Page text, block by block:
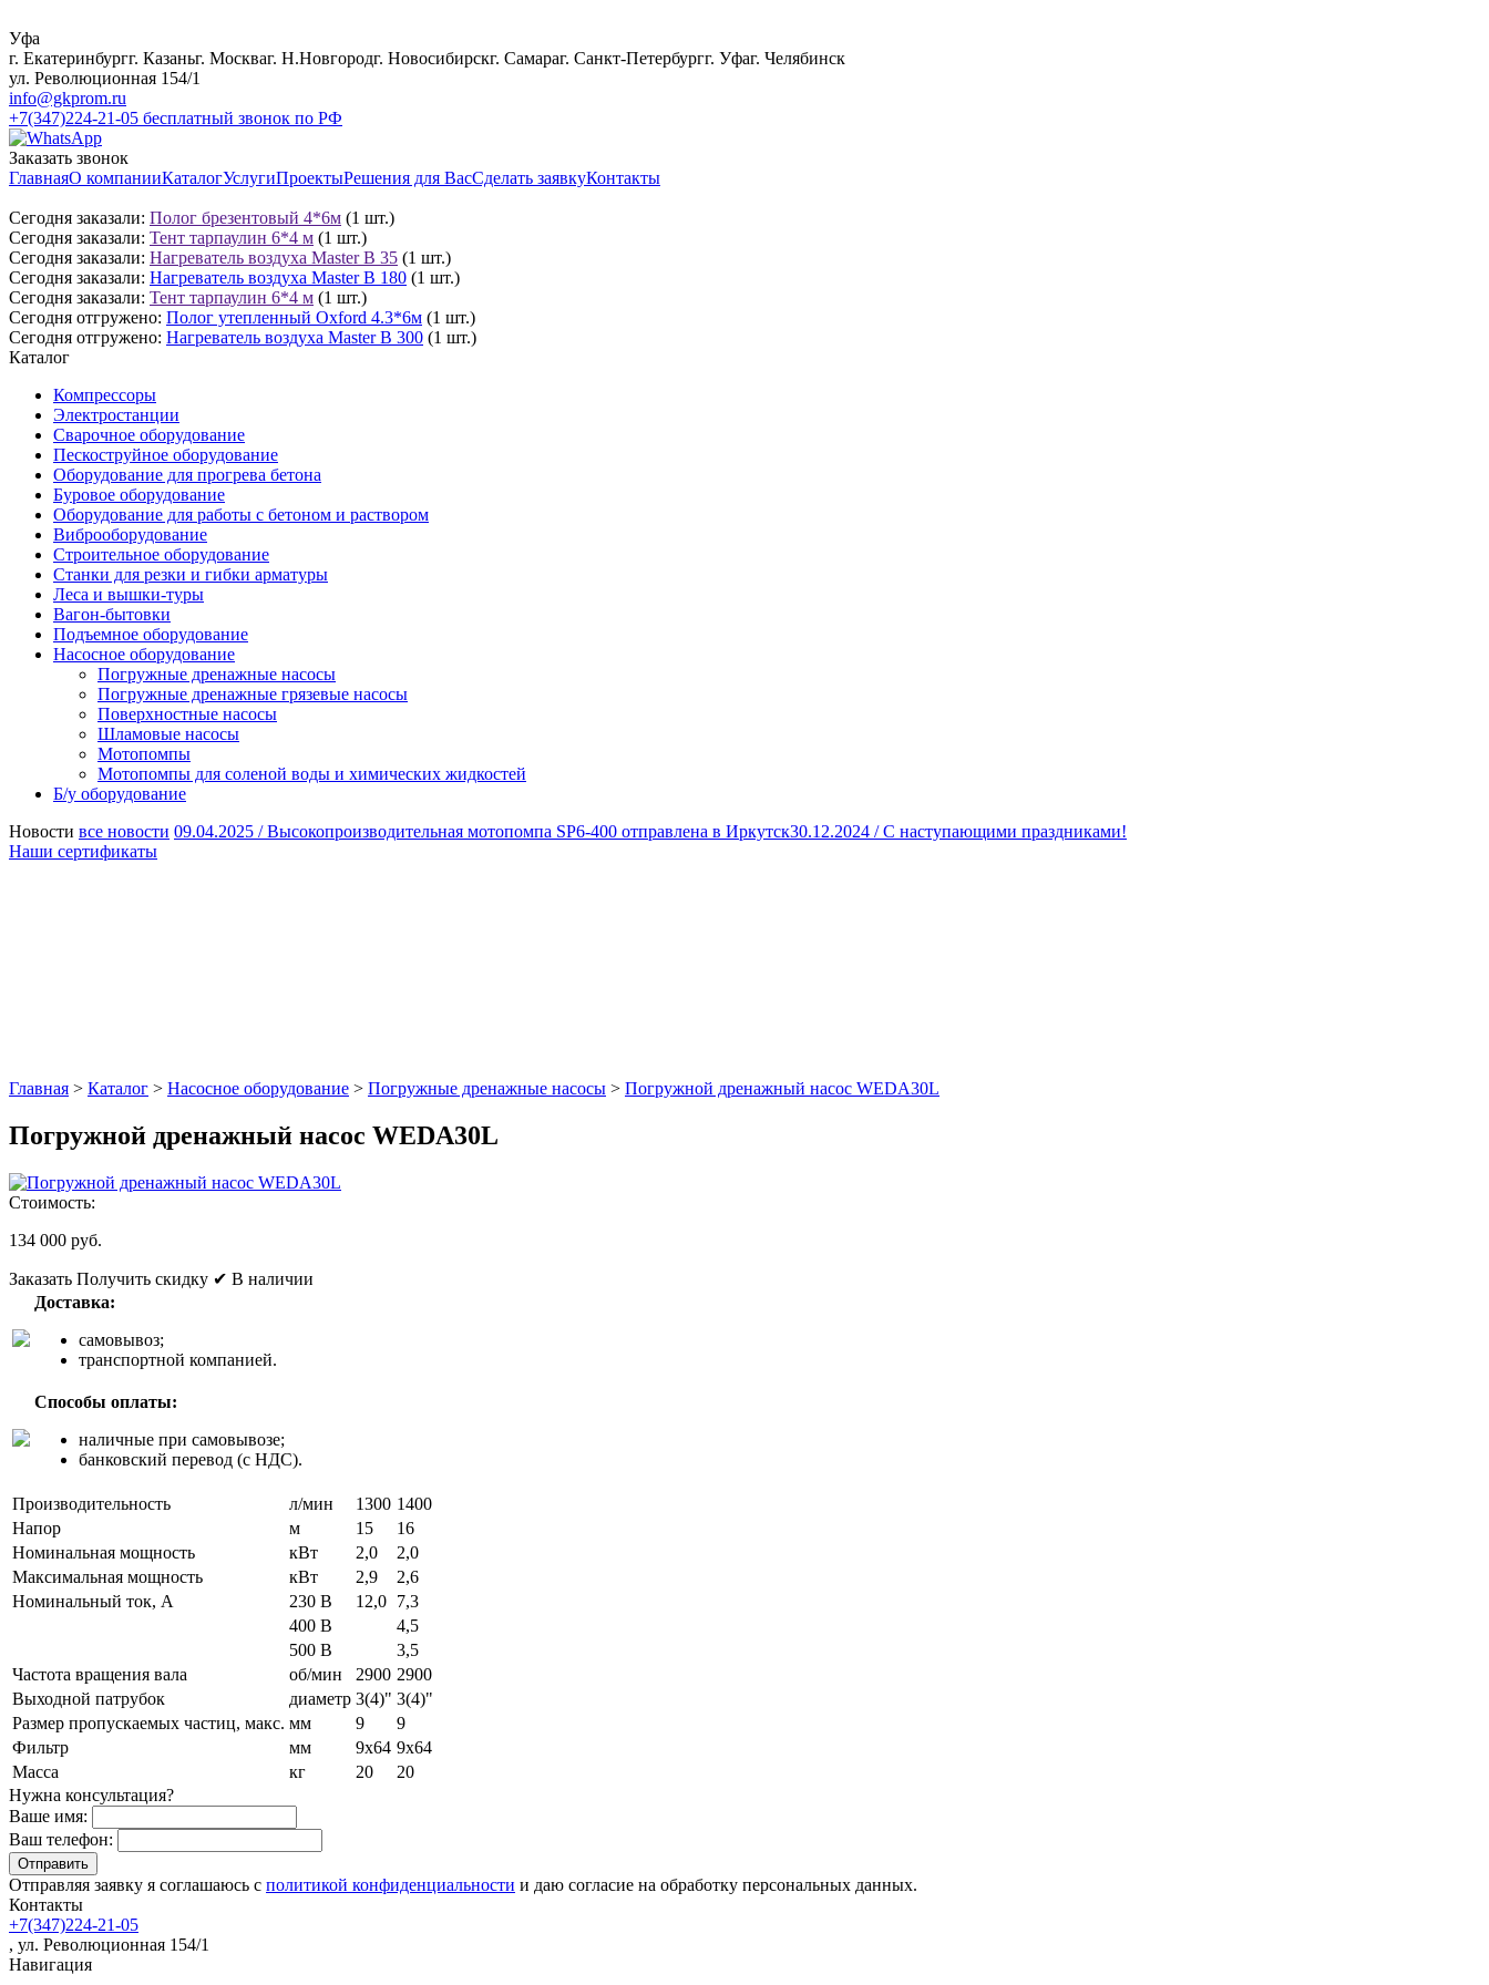
Уфа
г. Екатеринбургг. Казаньг. Москваг. Н.Новгородг. Новосибирскг. Самараг. Санкт-Петербургг. Уфаг. Челябинск
ул. Революционная 154/1
info@gkprom.ru
+7(347)224-21-05 бесплатный звонок по РФ
Заказать звонок
ГлавнаяО компанииКаталогУслугиПроектыРешения для ВасСделать заявкуКонтакты
Сегодня заказали: Полог брезентовый 4*6м (1 шт.)
Сегодня заказали: Тент тарпаулин 6*4 м (1 шт.)
Сегодня заказали: Нагреватель воздуха Master B 35 (1 шт.)
Сегодня заказали: Нагреватель воздуха Master B 180 (1 шт.)
Сегодня заказали: Тент тарпаулин 6*4 м (1 шт.)
Сегодня отгружено: Полог утепленный Oxford 4.3*6м (1 шт.)
Сегодня отгружено: Нагреватель воздуха Master B 300 (1 шт.)
Каталог
Компрессоры
Электростанции
Сварочное оборудование
Пескоструйное оборудование
Оборудование для прогрева бетона
Буровое оборудование
Оборудование для работы с бетоном и раствором
Виброоборудование
Строительное оборудование
Станки для резки и гибки арматуры
Леса и вышки-туры
Вагон-бытовки
Подъемное оборудование
Насосное оборудование
Погружные дренажные насосы
Погружные дренажные грязевые насосы
Поверхностные насосы
Шламовые насосы
Мотопомпы
Мотопомпы для соленой воды и химических жидкостей
Б/у оборудование
Новости все новости 09.04.2025 /Высокопроизводительная мотопомпа SP6-400 отправлена в Иркутск30.12.2024 /С наступающими праздниками!
Наши сертификаты
Главная > Каталог > Насосное оборудование > Погружные дренажные насосы > Погружной дренажный насос WEDA30L
Погружной дренажный насос WEDA30L
Стоимость:
134 000 руб.
Заказать Получить скидку ✔ В наличии
Доставка:
самовывоз;
транспортной компанией.
Способы оплаты:
наличные при самовывозе;
банковский перевод (с НДС).
Производительность л/мин 1300 1400
Напор
м 15
16
Номинальная мощность
кВт 2,0
2,0
Максимальная мощность
кВт 2,9
2,6
Номинальный ток, А
230 В 12,0 7,3
400 В
4,5
500 В
3,5
Частота вращения вала
об/мин 2900 2900
Выходной патрубок
диаметр 3(4)" 3(4)"
Размер пропускаемых частиц, макс. мм 9
9
Фильтр
мм 9x64 9х64
Масса
кг 20
20
Нужна консультация?
Ваше имя:
Ваш телефон:
Отправляя заявку я соглашаюсь с политикой конфиденциальности и даю согласие на обработку персональных данных.
Контакты
+7(347)224-21-05
, ул. Революционная 154/1
Навигация